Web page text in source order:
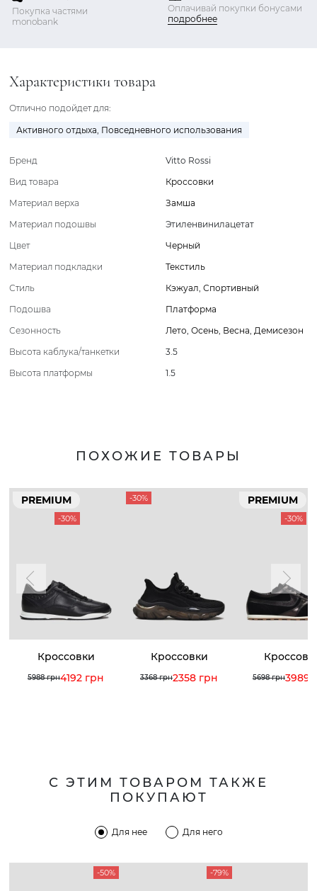
Покупка частями
monobank
Оплачивай покупки бонусами
подробнее
Характеристики товара
Отлично подойдет для:
Активного отдыха, Повседневного использования
Бренд
Vitto Rossi
Вид товара
Кроссовки
Материал верха
Замша
Материал подошвы
Этиленвинилацетат
Цвет
Черный
Материал подкладки
Текстиль
Стиль
Кэжуал, Спортивный
Подошва
Платформа
Сезонность
Лето, Осень, Весна, Демисезон
Высота каблука/танкетки
3.5
Высота платформы
1.5
ПОХОЖИЕ ТОВАРЫ
PREMIUM
-30%
Кроссовки
5988 грн4192 грн
-30%
Кроссовки
3368 грн2358 грн
PREMIUM
-30%
5698 грн3989
С ЭТИМ ТОВАРОМ ТАКЖЕ
ПОКУПАЮТ
Для нее Для него
-50% -79%